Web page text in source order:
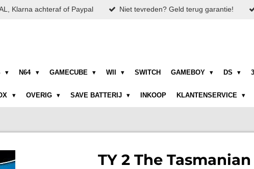
Klarna achteraf of Paypal Niet tevreden? Geld terug garantie!
N64 GAMECUBE WII SWITCH GAMEBOY DS
OVERIG SAVE BATTERIJ INKOOP KLANTENSERVICE
TY 2 The